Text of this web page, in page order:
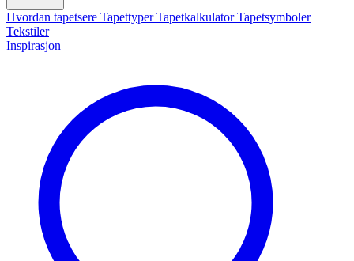
Hvordan tapetsere TapettyperTapetkalkulatorTapetsymboler
Tekstiler
Inspirasjon